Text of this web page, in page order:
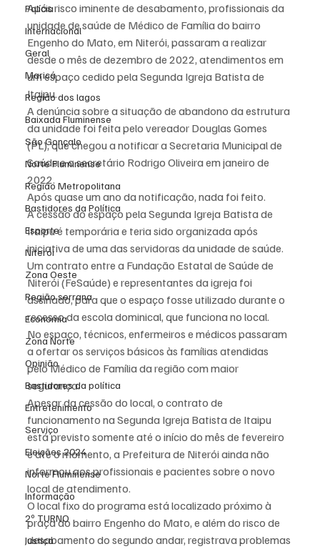
Polícia
Internacional
Geral
Maricá
Região dos lagos
Baixada Fluminense
São Gonçalo
Norte Fluminense
Região Metropolitana
Bastidores da Política
Esporte
Niterói
Zona Oeste
Região serrana
Economia
Zona Norte
Opinião
Bastidores da política
Entretenimento
Serviço
Eleições 2024
Norte Fluminense
Informação
2º TURNO
Justiça
Após risco iminente de desabamento, profissionais da
unidade de saúde de Médico de Família do bairro
Engenho do Mato, em Niterói, passaram a realizar
desde o mês de dezembro de 2022, atendimentos em
um espaço cedido pela Segunda Igreja Batista de
Itaipu.
A denúncia sobre a situação de abandono da estrutura
da unidade foi feita pelo vereador Douglas Gomes
(PL), que chegou a notificar a Secretaria Municipal de
Saúde e o secretário Rodrigo Oliveira em janeiro de
2022.
Após quase um ano da notificação, nada foi feito.
A cessão do espaço pela Segunda Igreja Batista de
Itaipu é temporária e teria sido organizada após
iniciativa de uma das servidoras da unidade de saúde.
Um contrato entre a Fundação Estatal de Saúde de
Niterói (FeSaúde) e representantes da igreja foi
assinado, para que o espaço fosse utilizado durante o
recesso da escola dominical, que funciona no local.
No espaço, técnicos, enfermeiros e médicos passaram
a ofertar os serviços básicos às famílias atendidas
pelo Médico de Família da região com maior
segurança.
Apesar da cessão do local, o contrato de
funcionamento na Segunda Igreja Batista de Itaipu
está previsto somente até o início do mês de fevereiro
e até o momento, a Prefeitura de Niterói ainda não
informou aos profissionais e pacientes sobre o novo
local de atendimento.
O local fixo do programa está localizado próximo à
praça do bairro Engenho do Mato, e além do risco de
desabamento do segundo andar, registrava problemas